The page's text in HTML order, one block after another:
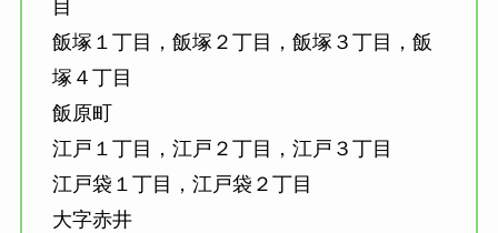
目
飯塚１丁目，飯塚２丁目，飯塚３丁目，飯
塚４丁目
飯原町
江戸１丁目，江戸２丁目，江戸３丁目
江戸袋１丁目，江戸袋２丁目
大字赤井